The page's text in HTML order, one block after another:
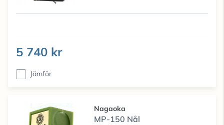
5 740 kr
Jämför
Nagaoka
MP-150 Nål